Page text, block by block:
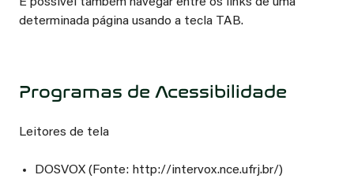
determinada página usando a tecla TAB.
Programas de Acessibilidade
Leitores de tela
DOSVOX (Fonte: http://intervox.nce.ufrj.br/)